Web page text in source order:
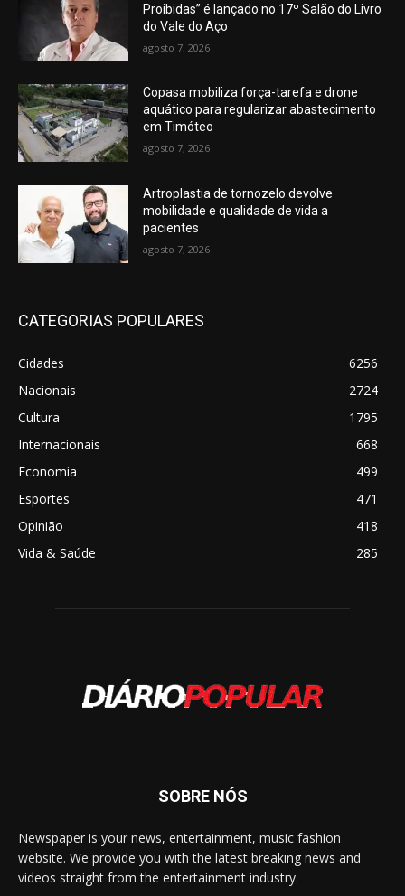
Proibidas” é lançado no 17º Salão do Livro
do Vale do Aço
agosto 7, 2026
Copasa mobiliza força-tarefa e drone
aquático para regularizar abastecimento
em Timóteo
agosto 7, 2026
Artroplastia de tornozelo devolve
mobilidade e qualidade de vida a
pacientes
agosto 7, 2026
CATEGORIAS POPULARES
Cidades
6256
Nacionais
2724
Cultura
1795
Internacionais
668
Economia
499
Esportes
471
Opinião
418
Vida & Saúde
285
SOBRE NÓS
Newspaper is your news, entertainment, music fashion
website. We provide you with the latest breaking news and
videos straight from the entertainment industry.